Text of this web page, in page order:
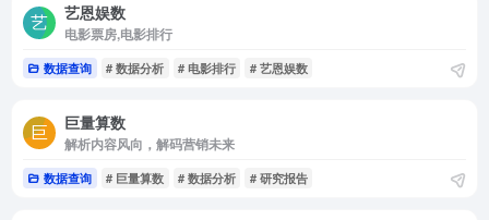
艺恩娱数
电影票房,电影排行
数据查询 # 数据分析 # 电影排行 # 艺恩娱数
巨量算数
解析内容风向，解码营销未来
数据查询 # 巨量算数 # 数据分析 # 研究报告